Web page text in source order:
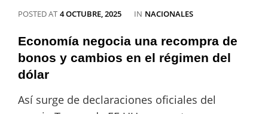
Clausura
minuto
a
directo
POSTED AT 4 OCTUBRE, 2025 IN CATEGORIES
NACIONALES
Economía negocia una recompra de
bonos y cambios en el régimen del
dólar
Así surge de declaraciones oficiales del